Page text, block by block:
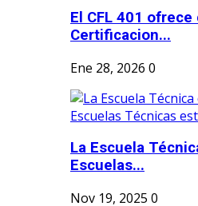
El CFL 401
Certificacion...
Ene 28, 2026 0
La Escuela
Escuelas...
Nov 19, 2025 0